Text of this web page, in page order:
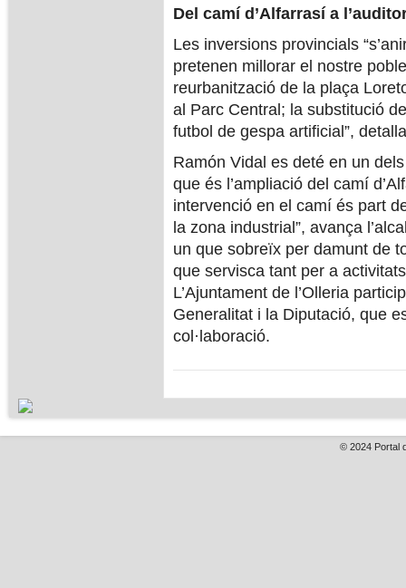
Del camí d’Alfarrasí a
Les inversions provincials
pretenen millorar el nostre
reurbanització de la plaça
al Parc Central; la substitució
futbol de gespa artificial”,
Ramón Vidal es deté en un
que és l’ampliació del camí
intervenció en el camí és part
la zona industrial”, avança
un que sobreïx per damunt de
que servisca tant per a
L’Ajuntament de l’Olleria
Generalitat i la Diputació, que
col·laboració.
© 2024 Portal